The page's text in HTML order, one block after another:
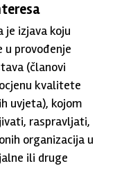
je izjava koju
u provođenje
(članovi
kvalitete
uvjeta), kojom
raspravljati,
organizacija u
ili druge